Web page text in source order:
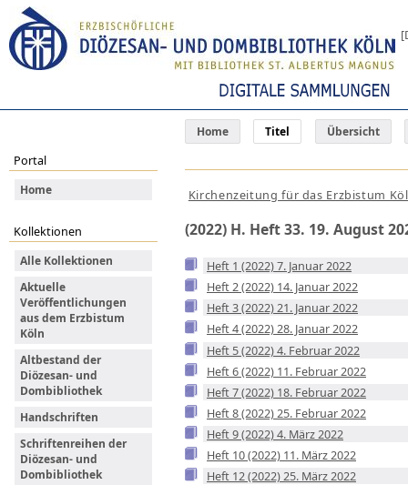
Home Titel Übersicht
Portal
Home
Kollektionen
Alle Kollektionen
Aktuelle
Veröffentlichungen
aus dem Erzbistum
Köln
Altbestand der
Diözesan- und
Dombibliothek
Handschriften
Schriftenreihen der
Diözesan- und
Dombibliothek
Kirchenzeitung für das Erzbistum
(2022) H. Heft 33. 19. August
Heft 1 (2022) 7. Januar 2022
Heft 2 (2022) 14. Januar 2022
Heft 3 (2022) 21. Januar 2022
Heft 4 (2022) 28. Januar 2022
Heft 5 (2022) 4. Februar 2022
Heft 6 (2022) 11. Februar 2022
Heft 7 (2022) 18. Februar 2022
Heft 8 (2022) 25. Februar 2022
Heft 9 (2022) 4. März 2022
Heft 10 (2022) 11. März 2022
Heft 12 (2022) 25. März 2022